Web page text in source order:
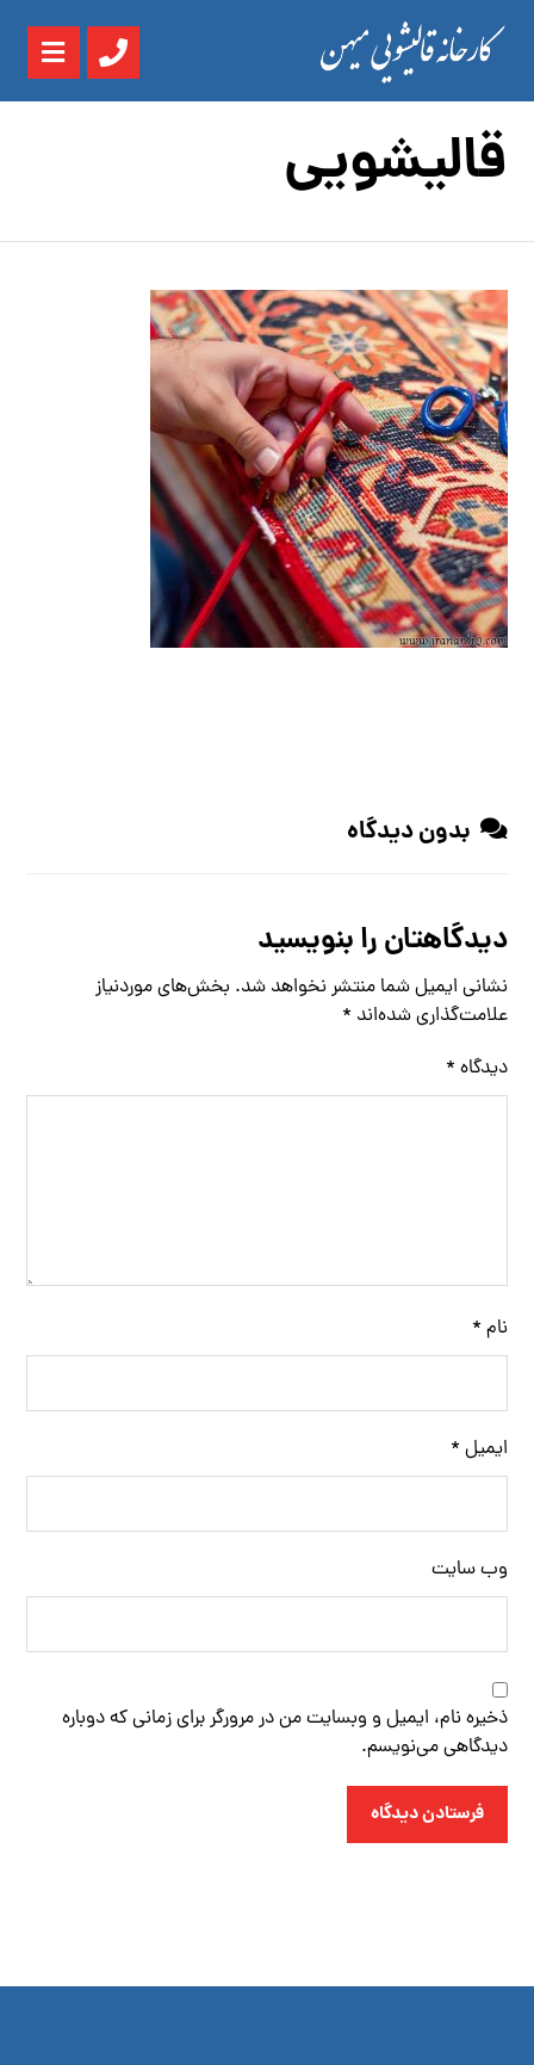
قالیشویی
بدون دیدگاه
دیدگاهتان را بنویسید
نشانی ایمیل شما منتشر نخواهد شد. بخش‌های موردنیاز
علامت‌گذاری شده‌اند *
دیدگاه *
نام *
ایمیل *
وب‌ سایت
ذخیره نام، ایمیل و وبسایت من در مرورگر برای زمانی که دوباره
دیدگاهی می‌نویسم.
فرستادن دیدگاه